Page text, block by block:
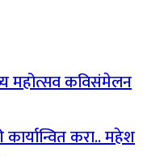
महोत्सव कविसंमेलन
करा.. महेश